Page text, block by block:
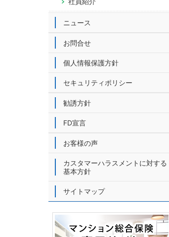
ニュース
お問合せ
個人情報保護方針
セキュリティポリシー
勧誘方針
FD宣言
お客様の声
カスタマーハラスメントに対する
基本方針
サイトマップ